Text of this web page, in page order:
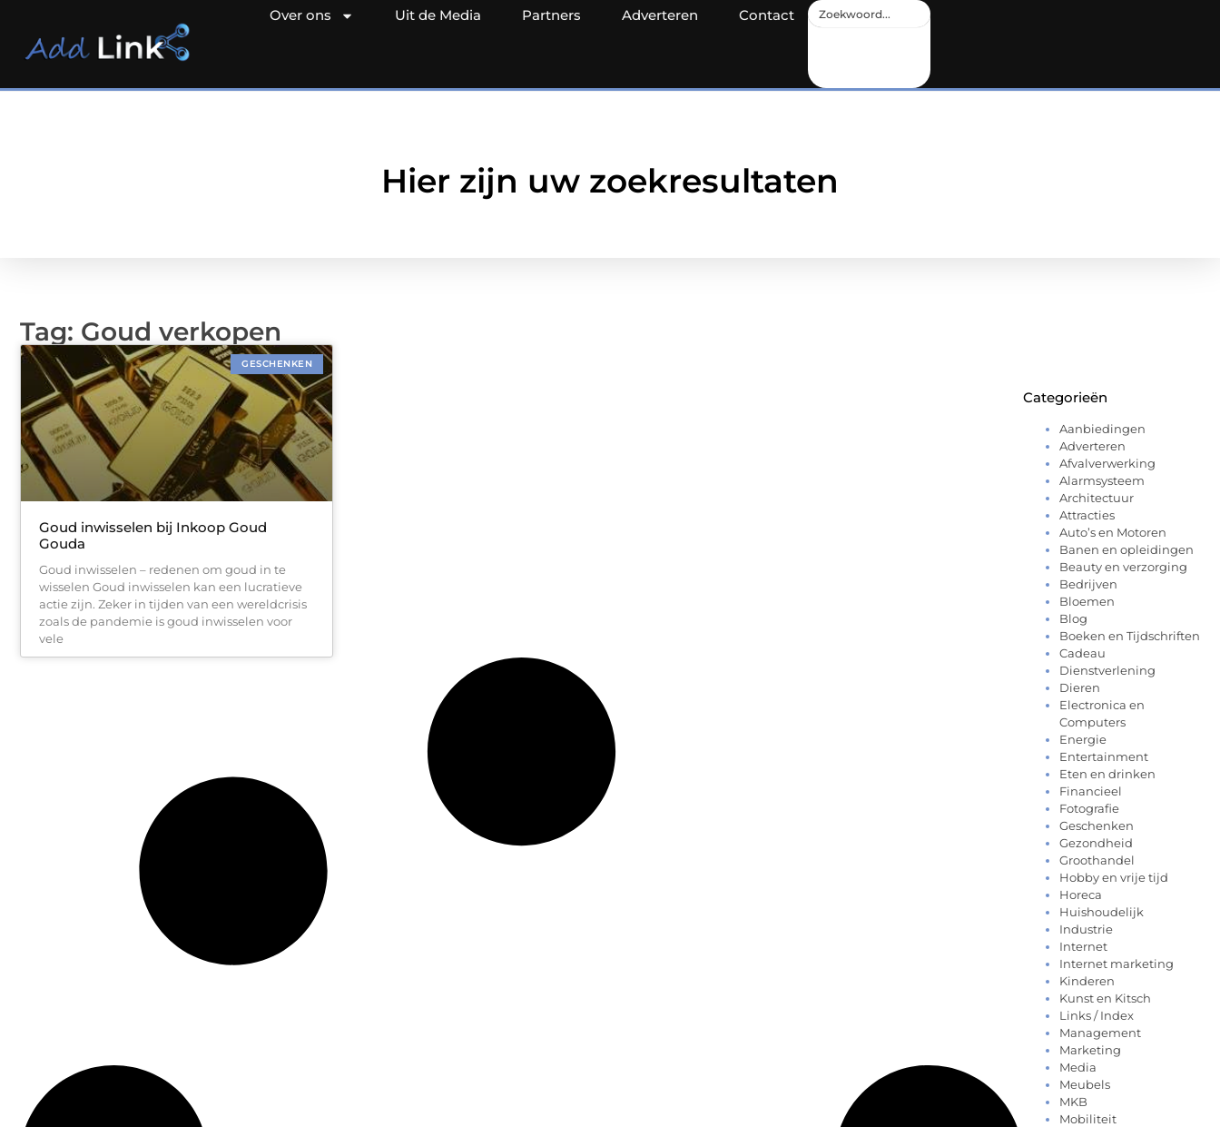
Over ons Uit de Media Partners Adverteren Contact
Hier zijn uw zoekresultaten
Tag: Goud verkopen
GESCHENKEN
Goud inwisselen bij Inkoop Goud
Gouda
Goud inwisselen – redenen om goud in te
wisselen Goud inwisselen kan een lucratieve
actie zijn. Zeker in tijden van een wereldcrisis
zoals de pandemie is goud inwisselen voor
vele
Categorieën
Aanbiedingen
Adverteren
Afvalverwerking
Alarmsysteem
Architectuur
Attracties
Auto’s en Motoren
Banen en opleidingen
Beauty en verzorging
Bedrijven
Bloemen
Blog
Boeken en Tijdschriften
Cadeau
Dienstverlening
Dieren
Electronica en
Computers
Energie
Entertainment
Eten en drinken
Financieel
Fotografie
Geschenken
Gezondheid
Groothandel
Hobby en vrije tijd
Horeca
Huishoudelijk
Industrie
Internet
Internet marketing
Kinderen
Kunst en Kitsch
Links / Index
Management
Marketing
Media
Meubels
MKB
Mobiliteit